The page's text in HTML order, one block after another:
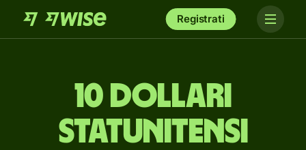
Registrati
10 dollari
statunitensi